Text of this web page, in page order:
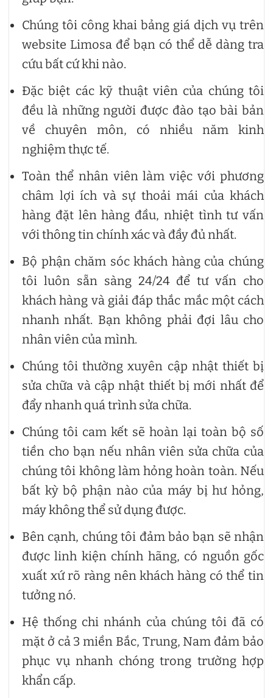
Chúng tôi công khai bảng giá dịch vụ trên
website Limosa để bạn có thể dễ dàng tra
cứu bất cứ khi nào.
Đặc biệt các kỹ thuật viên của chúng tôi
đều là những người được đào tạo bài bản
về chuyên môn, có nhiều năm kinh
nghiệm thực tế.
Toàn thể nhân viên làm việc với phương
châm lợi ích và sự thoải mái của khách
hàng đặt lên hàng đầu, nhiệt tình tư vấn
với thông tin chính xác và đầy đủ nhất.
Bộ phận chăm sóc khách hàng của chúng
tôi luôn sẵn sàng 24/24 để tư vấn cho
khách hàng và giải đáp thắc mắc một cách
nhanh nhất. Bạn không phải đợi lâu cho
nhân viên của mình.
Chúng tôi thường xuyên cập nhật thiết bị
sửa chữa và cập nhật thiết bị mới nhất để
đẩy nhanh quá trình sửa chữa.
Chúng tôi cam kết sẽ hoàn lại toàn bộ số
tiền cho bạn nếu nhân viên sửa chữa của
chúng tôi không làm hỏng hoàn toàn. Nếu
bất kỳ bộ phận nào của máy bị hư hỏng,
máy không thể sử dụng được.
Bên cạnh, chúng tôi đảm bảo bạn sẽ nhận
được linh kiện chính hãng, có nguồn gốc
xuất xứ rõ ràng nên khách hàng có thể tin
tưởng nó.
Hệ thống chi nhánh của chúng tôi đã có
mặt ở cả 3 miền Bắc, Trung, Nam đảm bảo
phục vụ nhanh chóng trong trường hợp
khẩn cấp.